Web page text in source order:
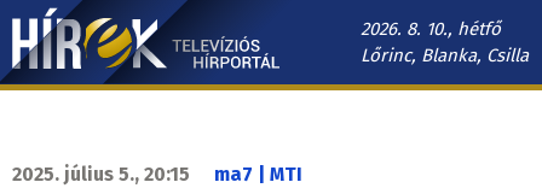
Ugrás
tartalomra
2026. 8. 10., hétfő
Lőrinc, Blanka, Csilla
Hírek.sk
navigáció
2025. július 5., 20:15 ma7 | MTI